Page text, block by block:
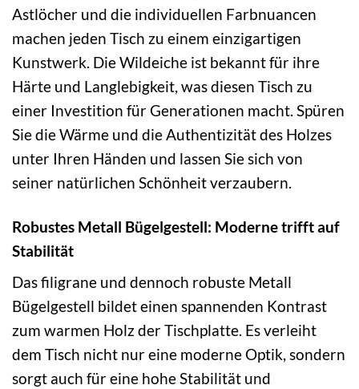
Astlöcher und die individuellen Farbnuancen
machen jeden Tisch zu einem einzigartigen
Kunstwerk. Die Wildeiche ist bekannt für ihre
Härte und Langlebigkeit, was diesen Tisch zu
einer Investition für Generationen macht. Spüren
Sie die Wärme und die Authentizität des Holzes
unter Ihren Händen und lassen Sie sich von
seiner natürlichen Schönheit verzaubern.
Robustes Metall Bügelgestell: Moderne trifft auf
Stabilität
Das filigrane und dennoch robuste Metall
Bügelgestell bildet einen spannenden Kontrast
zum warmen Holz der Tischplatte. Es verleiht
dem Tisch nicht nur eine moderne Optik, sondern
sorgt auch für eine hohe Stabilität und